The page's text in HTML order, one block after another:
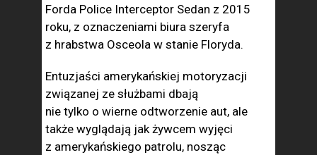
Forda Police Interceptor Sedan z 2015
roku, z oznaczeniami biura szeryfa
z hrabstwa Osceola w stanie Floryda.
Entuzjaści amerykańskiej motoryzacji
związanej ze służbami dbają
nie tylko o wierne odtworzenie aut, ale
także wyglądają jak żywcem wyjęci
z amerykańskiego patrolu, nosząc